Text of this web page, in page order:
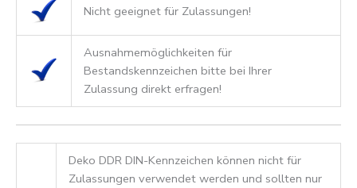
Nicht geeignet für Zulassungen!
Ausnahmemöglichkeiten für
Bestandskennzeichen bitte bei Ihrer
Zulassung direkt erfragen!
Deko DDR DIN-Kennzeichen können nicht für
Zulassungen verwendet werden und sollten nur